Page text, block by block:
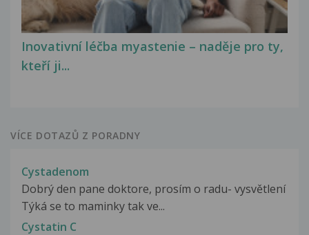
Inovativní léčba myastenie – naděje pro ty,
kteří ji...
VÍCE DOTAZŮ Z PORADNY
Cystadenom
Dobrý den pane doktore, prosím o radu- vysvětlení
Týká se to maminky tak ve...
Cystatin C